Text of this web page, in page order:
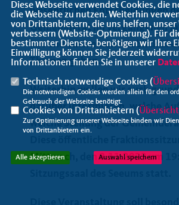
wesentlichen Entscheidungen
Gemeinderat im vergangenen
hat und auch einen Ausblick
Themen geben.
Weiterhin wollen wir auch
darüber informieren, welche
welche Stellung der
Mittwoch, den 8.11.2023 um
Diese Webseite verwendet Cookies, die
die Webseite zu nutzen. Weiterhin
von Drittanbietern, die uns helfen, unser
verbessern (Website-Optmierung). Für
bestimmter Dienste, benötigen wir Ihre
Einwilligung können Sie jederzeit
Informationen finden Sie in unserer
Technisch notwendige Cookies (
Die notwendigen Cookies werden allein für den
Gebrauch der Webseite benötigt.
Cookies von Drittanbietern (Übersicht
Zur Optimierung unserer Webseite binden wir
von Drittanbietern ein.
Alle akzeptieren Auswahl speichern